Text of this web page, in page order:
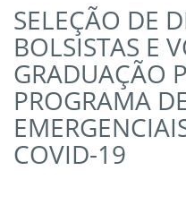
SELEÇÃO DE
BOLSISTAS E
GRADUAÇÃO
PROGRAMA
COVID-19